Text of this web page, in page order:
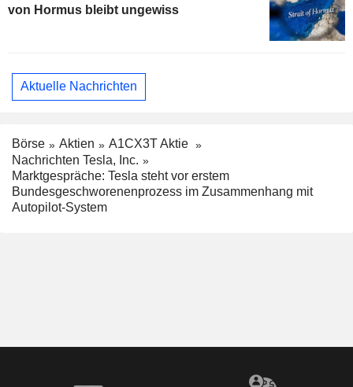
von Hormus bleibt ungewiss
Aktuelle Nachrichten
Börse Aktien
A1CX3T Aktie
Nachrichten Tesla, Inc.
Marktgespräche: Tesla steht vor erstem
Bundesgeschworenenprozess im Zusammenhang mit
Autopilot-System